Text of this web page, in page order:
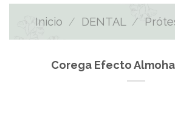
Inicio / DENTAL /
Corega Efecto